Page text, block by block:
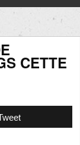
CETTE